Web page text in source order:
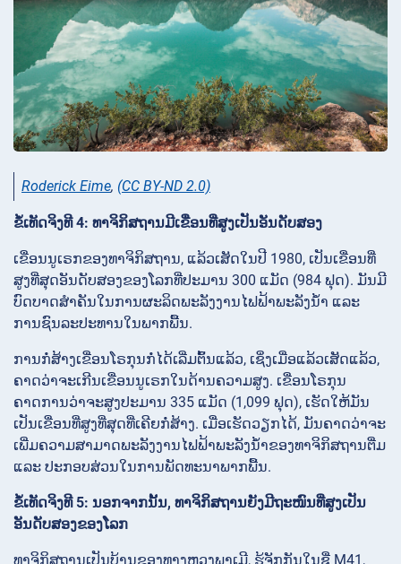
Roderick Eime, (CC BY-ND 2.0)
ຂໍ້ເທັດຈິງທີ 4: ທາຈິກິສຖານມີເຂື່ອນທີ່ສູງເປັນອັນດັບສອງ
ເຂື່ອນນູເຣກຂອງທາຈິກິສຖານ, ແລ້ວເສັດໃນປີ 1980, ເປັນເຂື່ອນທີ່
ສູງທີ່ສຸດອັນດັບສອງຂອງໂລກທີ່ປະມານ 300 ແມັດ (984 ຟຸດ). ມັນມີ
ບົດບາດສຳຄັນໃນການຜະລິດພະລັງງານໄຟຟ້າພະລັງນ້ຳ ແລະ
ການຊົນລະປະທານໃນພາກພື້ນ.
ການກໍ່ສ້າງເຂື່ອນໂຣກຸນກໍ່ໄດ້ເລີ່ມຕົ້ນແລ້ວ, ເຊິ່ງເມື່ອແລ້ວເສັດແລ້ວ,
ຄາດວ່າຈະເກີນເຂື່ອນນູເຣກໃນດ້ານຄວາມສູງ. ເຂື່ອນໂຣກຸນ
ຄາດການວ່າຈະສູງປະມານ 335 ແມັດ (1,099 ຟຸດ), ເຮັດໃຫ້ມັນ
ເປັນເຂື່ອນທີ່ສູງທີ່ສຸດທີ່ເຄີຍກໍ່ສ້າງ. ເມື່ອເຮັດວຽກໄດ້, ມັນຄາດວ່າຈະ
ເພີ່ມຄວາມສາມາດພະລັງງານໄຟຟ້າພະລັງນ້ຳຂອງທາຈິກິສຖານຕື່ມ
ແລະ ປະກອບສ່ວນໃນການພັດທະນາພາກພື້ນ.
ຂໍ້ເທັດຈິງທີ 5: ນອກຈາກນັ້ນ, ທາຈິກິສຖານຍັງມີຖະໜົນທີ່ສູງເປັນ
ອັນດັບສອງຂອງໂລກ
ທາຈິກິສຖານເປັນບ້ານຂອງທາງຫຼວງພາເມີ, ຮູ້ຈັກກັນໃນຊື່ M41,